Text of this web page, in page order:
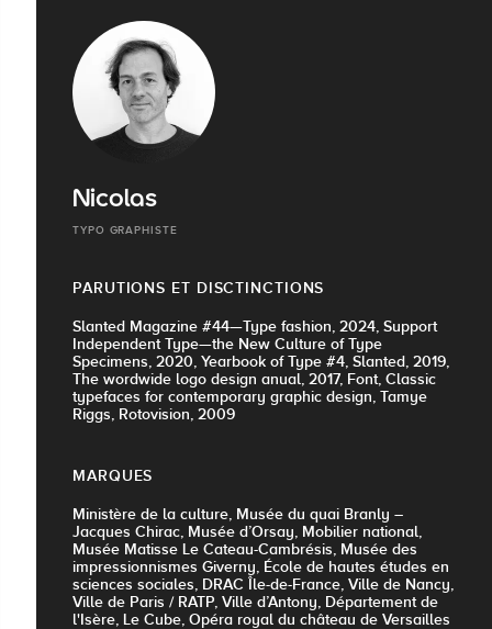
Nicolas
TYPO GRAPHISTE
PARUTIONS ET DISCTINCTIONS
Slanted Magazine #44—Type fashion, 2024, Support
Independent Type—the New Culture of Type
Specimens, 2020, Yearbook of Type #4, Slanted, 2019,
The wordwide logo design anual, 2017, Font, Classic
typefaces for contemporary graphic design, Tamye
Riggs, Rotovision, 2009
MARQUES
Ministère de la culture, Musée du quai Branly –
Jacques Chirac, Musée d’Orsay, Mobilier national,
Musée Matisse Le Cateau-Cambrésis, Musée des
impressionnismes Giverny, École de hautes études en
sciences sociales, DRAC Île-de-France, Ville de Nancy,
Ville de Paris / RATP, Ville d’Antony, Département de
l'Isère, Le Cube, Opéra royal du château de Versailles